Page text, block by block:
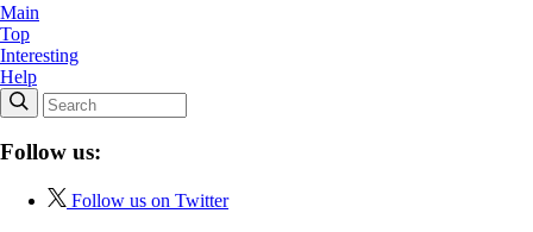
Main
Top
Interesting
Help
Follow us:
Follow us on Twitter